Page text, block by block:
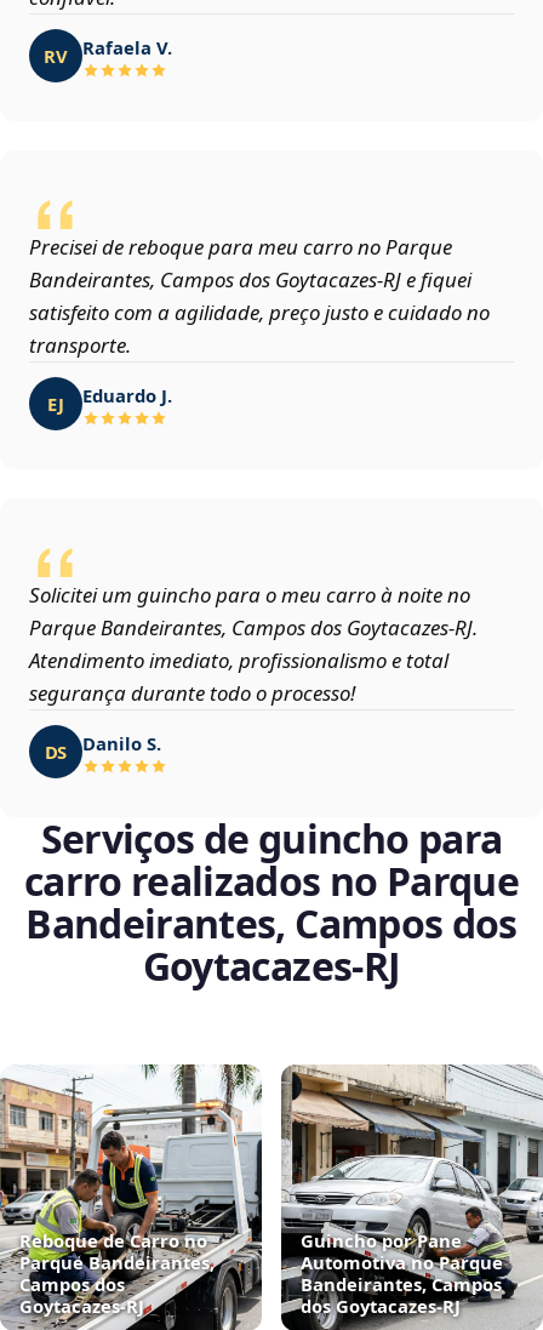
RV Rafaela V.
Precisei de reboque para meu carro no Parque
Bandeirantes, Campos dos Goytacazes‑RJ e fiquei
satisfeito com a agilidade, preço justo e cuidado no
transporte.
EJ Eduardo J.
Solicitei um guincho para o meu carro à noite no
Parque Bandeirantes, Campos dos Goytacazes‑RJ.
Atendimento imediato, profissionalismo e total
segurança durante todo o processo!
DS Danilo S.
Serviços de guincho para
carro realizados no Parque
Bandeirantes, Campos dos
Goytacazes‑RJ
Reboque de Carro no
Parque Bandeirantes,
Campos dos
Goytacazes‑RJ
Guincho por Pane
Automotiva no Parque
Bandeirantes, Campos
dos Goytacazes‑RJ